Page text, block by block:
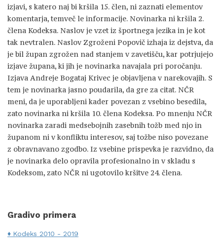
izjavi, s katero naj bi kršila 15. člen, ni zaznati elementov
komentarja, temveč le informacije. Novinarka ni kršila 2.
člena Kodeksa. Naslov je vzet iz športnega jezika in je kot
tak nevtralen. Naslov Zgroženi Popovič izhaja iz dejstva, da
je bil župan zgrožen nad stanjem v zavetišču, kar potrjujejo
izjave župana, ki jih je novinarka navajala pri poročanju.
Izjava Andreje Bogataj Krivec je objavljena v narekovajih. S
tem je novinarka jasno poudarila, da gre za citat. NČR
meni, da je uporabljeni kader povezan z vsebino besedila,
zato novinarka ni kršila 10. člena Kodeksa. Po mnenju NČR
novinarka zaradi medsebojnih zasebnih tožb med njo in
županom ni v konfliktu interesov, saj tožbe niso povezane
z obravnavano zgodbo. Iz vsebine prispevka je razvidno, da
je novinarka delo opravila profesionalno in v skladu s
Kodeksom, zato NČR ni ugotovilo kršitve 24. člena.
Gradivo primera
Kodeks 2010 - 2019